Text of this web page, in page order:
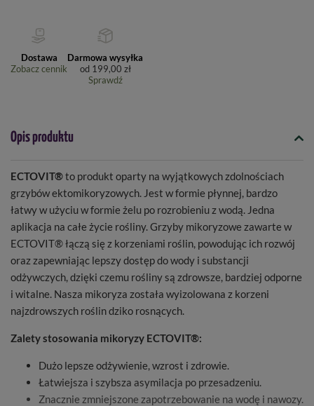
Dostawa
Zobacz cennik
Darmowa wysyłka
od 199,00 zł
Sprawdź
Opis produktu
ECTOVIT®to produkt oparty na wyjątkowych zdolnościach
grzybów ektomikoryzowych. Jest w formie płynnej, bardzo
łatwy w użyciu w formie żelu po rozrobieniu z wodą. Jedna
aplikacja na całe życie rośliny. Grzyby mikoryzowe zawarte w
ECTOVIT® łączą się z korzeniami roślin, powodując ich rozwój
oraz zapewniając lepszy dostęp do wody i substancji
odżywczych, dzięki czemu rośliny są zdrowsze, bardziej odporne
i witalne. Nasza mikoryza została wyizolowana z korzeni
najzdrowszych roślin dziko rosnących.
Zalety stosowania mikoryzy ECTOVIT®:
Dużo lepsze odżywienie, wzrost i zdrowie.
Łatwiejsza i szybsza asymilacja po przesadzeniu.
Znacznie zmniejszone zapotrzebowanie na wodę i nawozy.